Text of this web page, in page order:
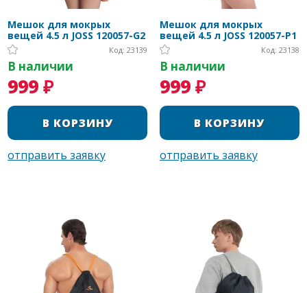
Мешок для мокрых
вещей 4.5 л JOSS 120057-G2
Код: 23139
В наличии
999 ₽
Мешок для мокрых
вещей 4.5 л JOSS 120057-P1
Код: 23138
В наличии
999 ₽